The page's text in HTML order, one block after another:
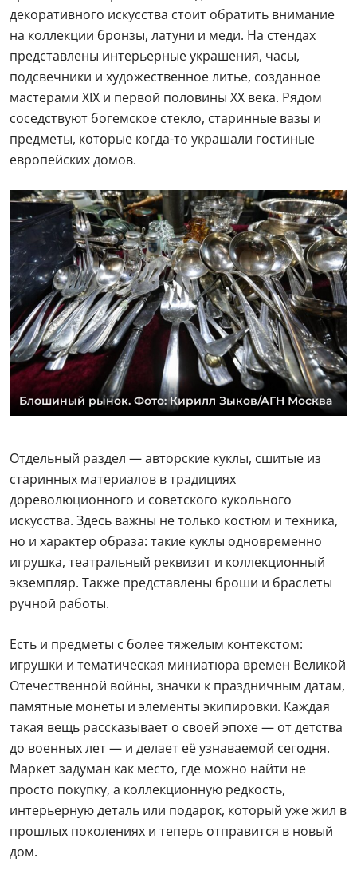
декоративного искусства стоит обратить внимание
на коллекции бронзы, латуни и меди. На стендах
представлены интерьерные украшения, часы,
подсвечники и художественное литье, созданное
мастерами XIX и первой половины XX века. Рядом
соседствуют богемское стекло, старинные вазы и
предметы, которые когда-то украшали гостиные
европейских домов.
Блошиный рынок. Фото: Кирилл Зыков/АГН Москва
Отдельный раздел — авторские куклы, сшитые из
старинных материалов в традициях
дореволюционного и советского кукольного
искусства. Здесь важны не только костюм и техника,
но и характер образа: такие куклы одновременно
игрушка, театральный реквизит и коллекционный
экземпляр. Также представлены броши и браслеты
ручной работы.
Есть и предметы с более тяжелым контекстом:
игрушки и тематическая миниатюра времен Великой
Отечественной войны, значки к праздничным датам,
памятные монеты и элементы экипировки. Каждая
такая вещь рассказывает о своей эпохе — от детства
до военных лет — и делает её узнаваемой сегодня.
Маркет задуман как место, где можно найти не
просто покупку, а коллекционную редкость,
интерьерную деталь или подарок, который уже жил в
прошлых поколениях и теперь отправится в новый
дом.